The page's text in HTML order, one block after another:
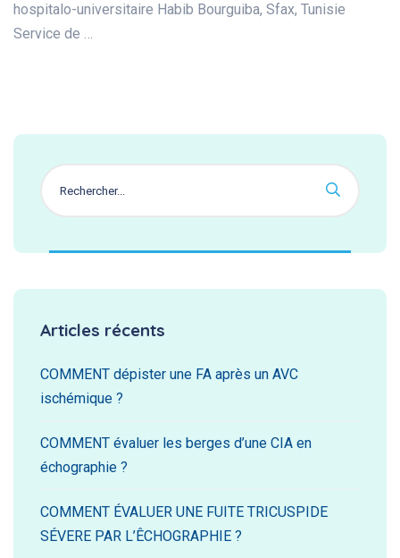
hospitalo-universitaire Habib Bourguiba, Sfax, Tunisie
Service de …
Articles récents
COMMENT dépister une FA après un AVC
ischémique ?
COMMENT évaluer les berges d’une CIA en
échographie ?
COMMENT ÉVALUER UNE FUITE TRICUSPIDE
SÉVERE PAR L’ÊCHOGRAPHIE ?